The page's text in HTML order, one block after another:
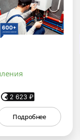
2 623₽
Подробнее